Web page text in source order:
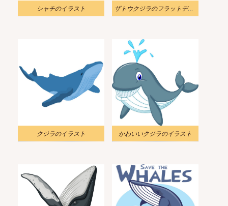
シャチのイラスト ザトウクジラのフラットデザインイラスト
クジラのイラスト かわいいクジラのイラスト